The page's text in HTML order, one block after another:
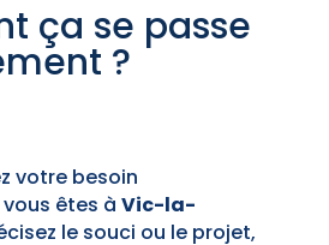
ça se passe
?
votre besoin
êtes à Vic-la-
le souci ou le projet,